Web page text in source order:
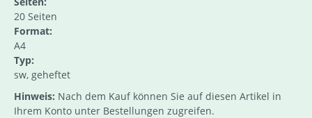
20 Seiten
Format:
A4
Typ:
sw, geheftet
Hinweis: Nach dem Kauf können Sie auf diesen Artikel in
Ihrem Konto unter Bestellungen zugreifen.